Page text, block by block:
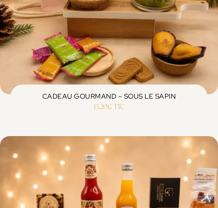
CADEAU GOURMAND – SOUS LE SAPIN
13,20€ TTC